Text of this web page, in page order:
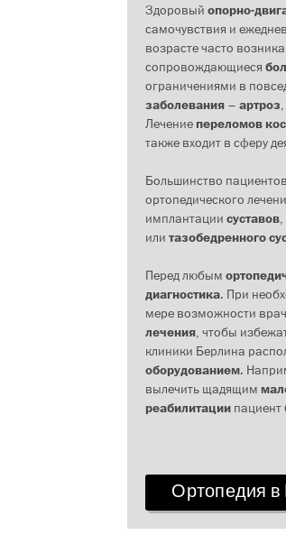
Здоровый опорно-
самочувствия и
возрасте часто
сопровождающиеся
ограничениями в
заболевания– артроз,
Лечение переломов
также входит в сферу
Большинство
ортопедического
имплантации суставов,
или тазобедренного
Перед любым
диагностика. При
мере возможности
лечения, чтобы
клиники Берлина
оборудованием.
вылечить щадящим
реабилитациипациент
Ортопедия в